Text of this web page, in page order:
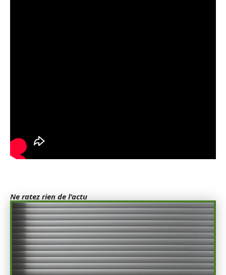
Ne ratez rien de l'actu